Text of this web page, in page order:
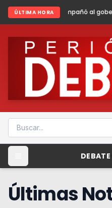
ÚLTIMA HORA
al gobernador en gira de
Últimas